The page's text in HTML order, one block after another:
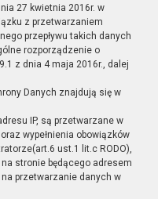
27 kwietnia 2016r. w
z przetwarzaniem
przepływu takich danych
rozporządzenie o
z dnia 4 maja 2016r., dalej
Danych znajdują się w
IP, są przetwarzane w
wypełnienia obowiązków
ust.1 lit.c RODO),
stronie będącego adresem
przetwarzanie danych w